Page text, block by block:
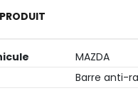
MAZDA
Barre anti-